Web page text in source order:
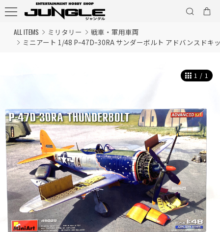
ALL ITEMS ミリタリー
戦車・軍用車両
ミニアート 1/48 Pｰ47Dｰ30RA サンダーボルト アドバンスドキ
1 / 1